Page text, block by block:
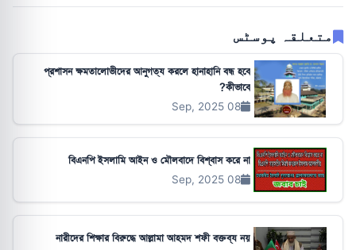
متعلقہ پوسٹس
প্রশাসন ক্ষমতালোভীদের আনুগত্য করলে হানাহানি বন্ধ হবে
কীভাবে?
08 Sep, 2025
বিএনপি ইসলামি আইন ও মৌলবাদে বিশ্বাস করে না
08 Sep, 2025
নারীদের শিক্ষার বিরুদ্ধে আল্লামা আহমদ শফী বক্তব্য নয়